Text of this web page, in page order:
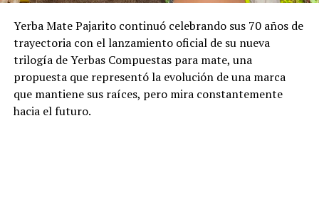
Yerba Mate Pajarito continuó celebrando sus 70 años de
trayectoria con el lanzamiento oficial de su nueva
trilogía de Yerbas Compuestas para mate, una
propuesta que representó la evolución de una marca
que mantiene sus raíces, pero mira constantemente
hacia el futuro.